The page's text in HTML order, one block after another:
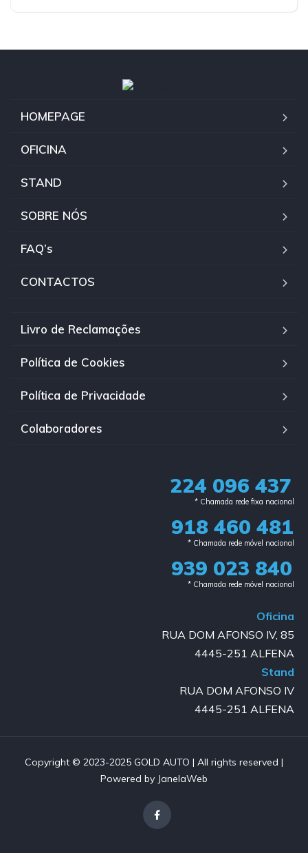
HOMEPAGE
OFICINA
STAND
SOBRE NÓS
FAQ’s
CONTACTOS
Livro de Reclamações
Política de Cookies
Política de Privacidade
Colaboradores
224 096 437
* Chamada rede fixa nacional​
918 460 481
* Chamada rede móvel nacional
939 023 840​
* Chamada rede móvel nacional
Oficina
RUA DOM AFONSO IV, 85
4445-251 ALFENA
Stand
RUA DOM AFONSO IV
4445-251 ALFENA
Copyright © 2023-2025 GOLD AUTO | All rights reserved |
Powered by JanelaWeb